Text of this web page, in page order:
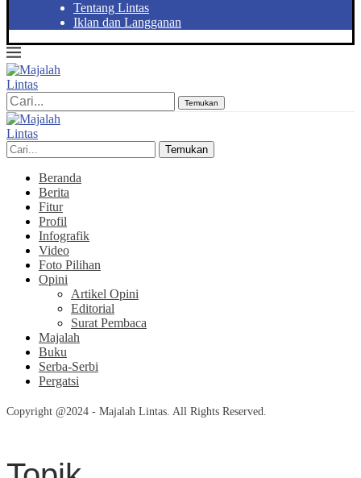
Tentang Lintas
Iklan dan Langganan
Temukan
Temukan
Beranda
Berita
Fitur
Profil
Infografik
Video
Foto Pilihan
Opini
Artikel Opini
Editorial
Surat Pembaca
Majalah
Buku
Serba-Serbi
Pergatsi
Copyright @2024 - Majalah Lintas. All Rights Reserved.